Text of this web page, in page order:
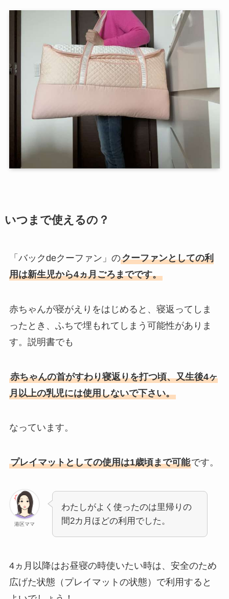
いつまで使えるの？
「バックdeクーファン」のクーファンとしての利
用は新生児から4ヵ月ごろまでです。
赤ちゃんが寝がえりをはじめると、寝返ってしま
ったとき、ふちで埋もれてしまう可能性がありま
す。説明書でも
赤ちゃんの首がすわり寝返りを打つ頃、又生後4ヶ
月以上の乳児には使用しないで下さい。
なっています。
プレイマットとしての使用は1歳頃まで可能です。
港区ママ
わたしがよく使ったのは里帰りの
間2カ月ほどの利用でした。
4ヵ月以降はお昼寝の時使いたい時は、安全のため
広げた状態（プレイマットの状態）で利用すると